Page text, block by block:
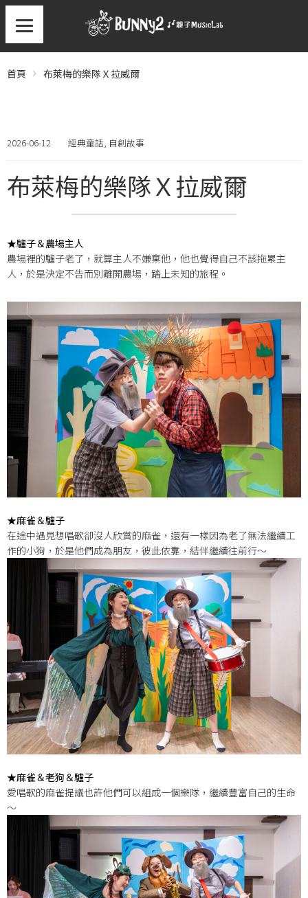
首頁 布萊梅的樂隊Ｘ拉威爾
2026-06-12 經典童話, 自創故事
布萊梅的樂隊Ｘ拉威爾
★驢子＆農場主人
農場裡的驢子老了，就算主人不嫌棄他，他也覺得自己不該拖累主
人，於是決定不告而別離開農場，踏上未知的旅程。
★麻雀＆驢子
在途中遇見想唱歌卻沒人欣賞的麻雀，還有一樣因為老了無法繼續工
作的小狗，於是他們成為朋友，彼此依靠，結伴繼續往前行～
★麻雀＆老狗＆驢子
愛唱歌的麻雀提議也許他們可以組成一個樂隊，繼續豐富自己的生命
～